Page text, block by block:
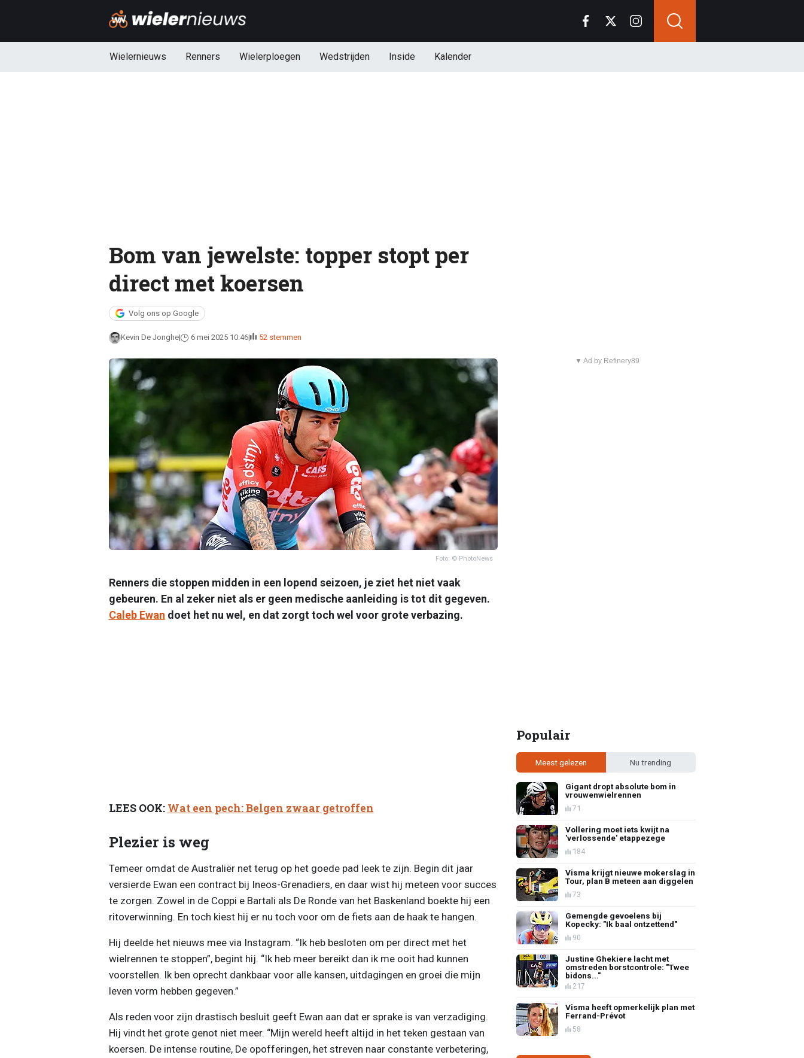
Wielernieuws Renners Wielerploegen Wedstrijden Inside Kalender
Bom van jewelste: topper stopt per
direct met koersen
Volg ons op Google
Kevin De Jonghe 6 mei 2025 10:46 52 stemmen
Foto: © PhotoNews
Renners die stoppen midden in een lopend seizoen, je ziet het niet vaak
gebeuren. En al zeker niet als er geen medische aanleiding is tot dit gegeven.
Caleb Ewan doet het nu wel, en dat zorgt toch wel voor grote verbazing.
LEES OOK: Wat een pech: Belgen zwaar getroffen
Plezier is weg
Temeer omdat de Australiër net terug op het goede pad leek te zijn. Begin dit jaar
versierde Ewan een contract bij Ineos-Grenadiers, en daar wist hij meteen voor succes
te zorgen. Zowel in de Coppi e Bartali als De Ronde van het Baskenland boekte hij een
ritoverwinning. En toch kiest hij er nu toch voor om de fiets aan de haak te hangen.
Hij deelde het nieuws mee via Instagram. “Ik heb besloten om per direct met het
wielrennen te stoppen”, begint hij. “Ik heb meer bereikt dan ik me ooit had kunnen
voorstellen. Ik ben oprecht dankbaar voor alle kansen, uitdagingen en groei die mijn
leven vorm hebben gegeven.”
Als reden voor zijn drastisch besluit geeft Ewan aan dat er sprake is van verzadiging.
Hij vindt het grote genot niet meer. “Mijn wereld heeft altijd in het teken gestaan van
koersen. De intense routine, De opofferingen, het streven naar constante verbetering,
▼ Ad by Refinery89
Populair
Meest gelezen Nu trending
Gigant dropt absolute bom in
vrouwenwielrennen
71
Vollering moet iets kwijt na
'verlossende' etappezege
184
Visma krijgt nieuwe mokerslag in
Tour, plan B meteen aan diggelen
73
Gemengde gevoelens bij
Kopecky: "Ik baal ontzettend"
90
Justine Ghekiere lacht met
omstreden borstcontrole: "Twee
bidons..."
217
Visma heeft opmerkelijk plan met
Ferrand-Prévot
58